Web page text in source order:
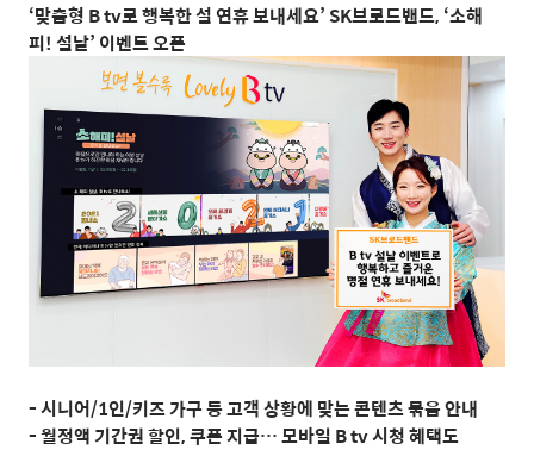
‘맞춤형 B tv로 행복한 설 연휴 보내세요’ SK브로드밴드, ‘소해
피! 설날’ 이벤트 오픈
- 시니어/1인/키즈 가구 등 고객 상황에 맞는 콘텐츠 묶음 안내
- 월정액 기간권 할인, 쿠폰 지급… 모바일 B tv 시청 혜택도